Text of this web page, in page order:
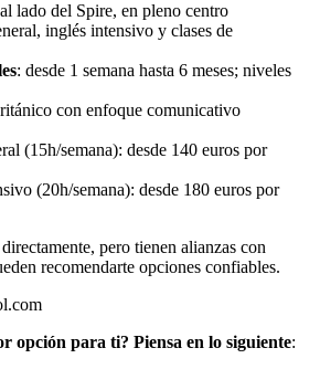
lado del Spire, en pleno centro
inglés intensivo y clases de
: desde 1 semana hasta 6 meses; niveles
con enfoque comunicativo
(15h/semana): desde 140 euros por
(20h/semana): desde 180 euros por
pero tienen alianzas con
recomendarte opciones confiables.
opción para ti? Piensa en lo siguiente: